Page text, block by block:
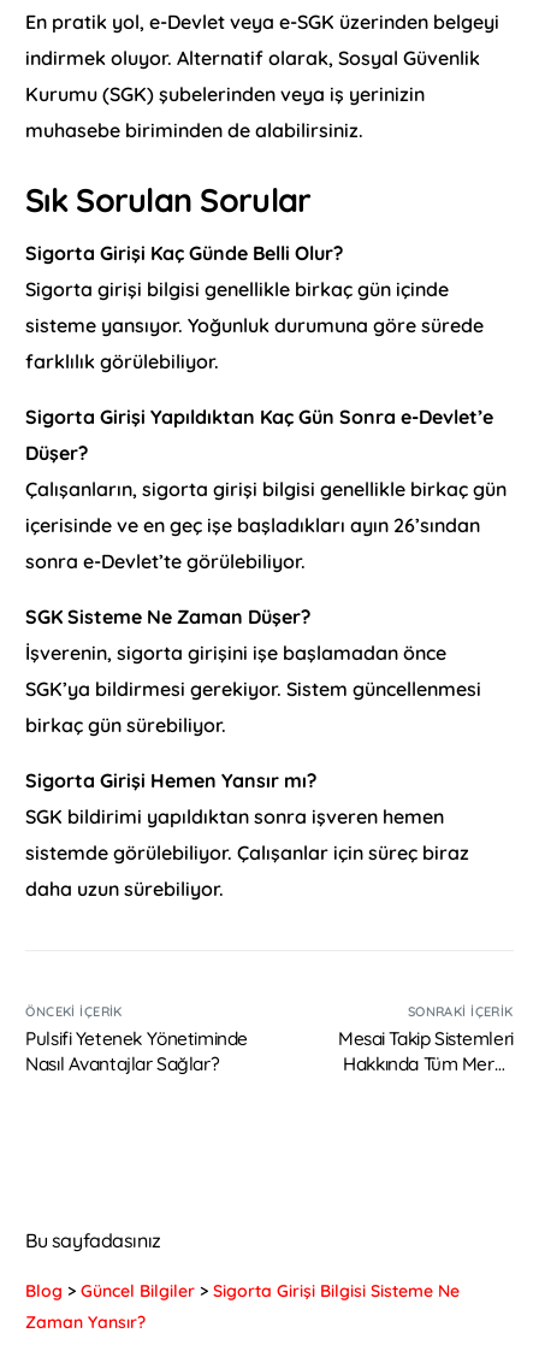
En pratik yol, e-Devlet veya e-SGK üzerinden belgeyi
indirmek oluyor. Alternatif olarak, Sosyal Güvenlik
Kurumu (SGK) şubelerinden veya iş yerinizin
muhasebe biriminden de alabilirsiniz.
Sık Sorulan Sorular
Sigorta Girişi Kaç Günde Belli Olur?
Sigorta girişi bilgisi genellikle birkaç gün içinde
sisteme yansıyor. Yoğunluk durumuna göre sürede
farklılık görülebiliyor.
Sigorta Girişi Yapıldıktan Kaç Gün Sonra e-Devlet’e
Düşer?
Çalışanların, sigorta girişi bilgisi genellikle birkaç gün
içerisinde ve en geç işe başladıkları ayın 26’sından
sonra e-Devlet’te görülebiliyor.
SGK Sisteme Ne Zaman Düşer?
İşverenin, sigorta girişini işe başlamadan önce
SGK’ya bildirmesi gerekiyor. Sistem güncellenmesi
birkaç gün sürebiliyor.
Sigorta Girişi Hemen Yansır mı?
SGK bildirimi yapıldıktan sonra işveren hemen
sistemde görülebiliyor. Çalışanlar için süreç biraz
daha uzun sürebiliyor.
ÖNCEKI İÇERIK
Pulsifi Yetenek Yönetiminde
Nasıl Avantajlar Sağlar?
SONRAKI İÇERIK
Mesai Takip Sistemleri
Hakkında Tüm Merak
Bu sayfadasınız
Blog >Güncel Bilgiler >Sigorta Girişi Bilgisi Sisteme Ne
Zaman Yansır?